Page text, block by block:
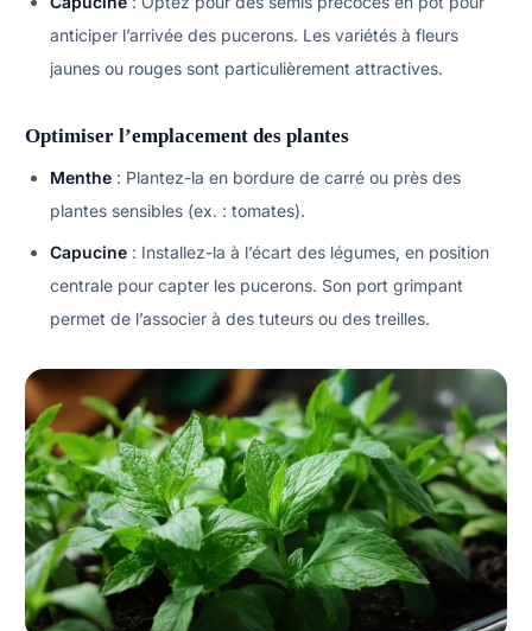
anticiper l’arrivée des pucerons. Les variétés à fleurs
jaunes ou rouges sont particulièrement attractives.
Optimiser l’emplacement des plantes
Menthe : Plantez-la en bordure de carré ou près des
plantes sensibles (ex. : tomates).
Capucine : Installez-la à l’écart des légumes, en position
centrale pour capter les pucerons. Son port grimpant
permet de l’associer à des tuteurs ou des treilles.